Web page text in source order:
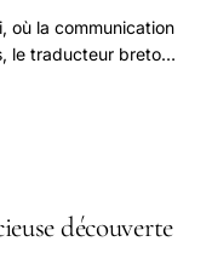
où la communication
le traducteur breton-
découverte